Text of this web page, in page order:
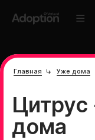
Главная Уже дома
дома